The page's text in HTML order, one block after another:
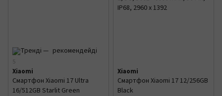
5
Xiaomi
Смартфон Xiaomi 17 Ultra
16/512GB Starlit Green
Xiaomi
Смартфон Xiaomi 17 12/256GB
Black